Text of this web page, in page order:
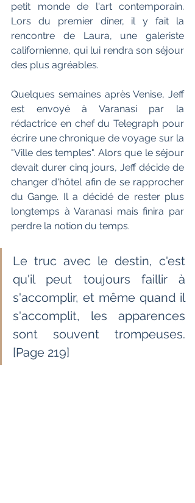
petit monde de l'art contemporain.
Lors du premier dîner, il y fait la
rencontre de Laura, une galeriste
californienne, qui lui rendra son séjour
des plus agréables.
Quelques semaines après Venise, Jeff
est envoyé à Varanasi par la
rédactrice en chef du Telegraph pour
écrire une chronique de voyage sur la
"Ville des temples". Alors que le séjour
devait durer cinq jours, Jeff décide de
changer d'hôtel afin de se rapprocher
du Gange. Il a décidé de rester plus
longtemps à Varanasi mais finira par
perdre la notion du temps.
Le truc avec le destin, c'est
qu'il peut toujours faillir à
s'accomplir, et même quand il
s'accomplit, les apparences
sont souvent trompeuses.
[Page 219]